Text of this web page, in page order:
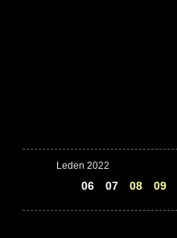
Leden 2022
06 07 08 09